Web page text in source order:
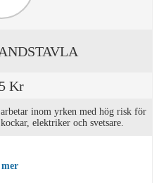
Kr
inom yrken med hög risk för
elektriker och svetsare.